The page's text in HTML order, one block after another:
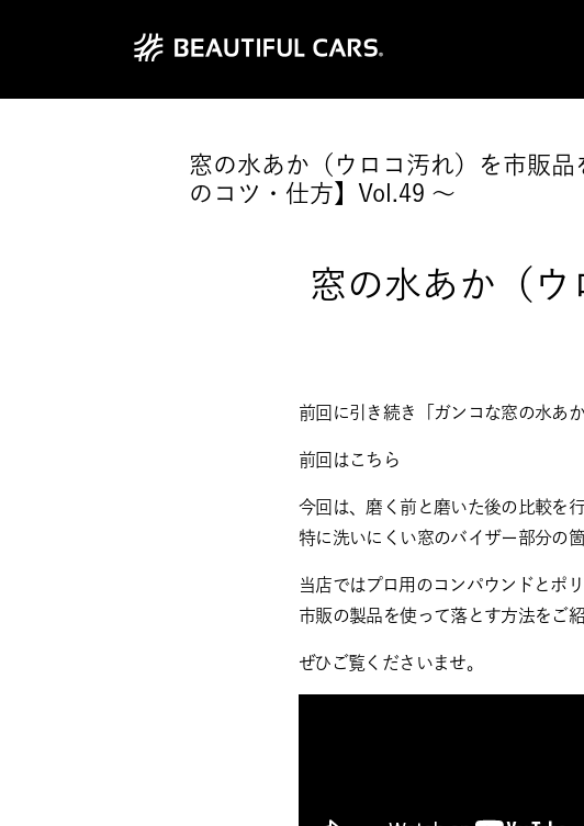
窓の水あか（ウロコ汚れ）を市販
のコツ・仕方】Vol.49 ～
窓の水あか（
前回に引き続き「ガンコな窓の水あ
前回はこちら
今回は、磨く前と磨いた後の比較を
特に洗いにくい窓のバイザー部分の
当店ではプロ用のコンパウンドとポ
市販の製品を使って落とす方法をご
ぜひご覧くださいませ。